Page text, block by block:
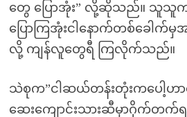
တွေ ပြောအုံး” လို့ဆိုသည်။ သူသူ
ပြောကြအုံးငါနောက်တစ်ခေါက်မှ
လို့ ကျန်လူတွေရီ ကြလိုက်သည်။
သဲစုက”ငါဆယ်တန်းတုံးကပေါ့ဟ
ဆေးကျောင်းသားဆီမှာဂိုက်တ